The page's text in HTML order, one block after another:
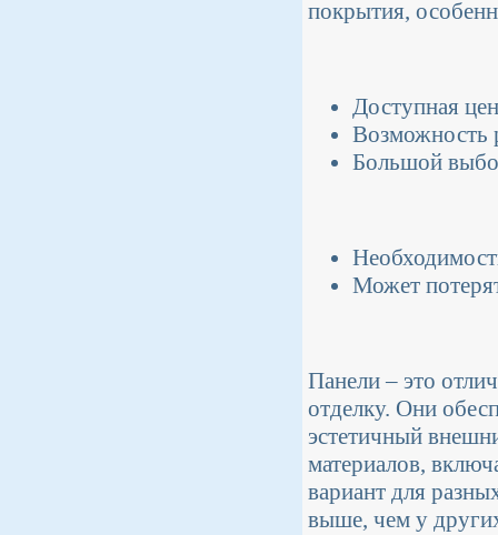
покрытия,
Доступная
Возможность
Большой
Может
Панели – это
отделку. Они
эстетичный
материалов,
вариант для
выше, чем у